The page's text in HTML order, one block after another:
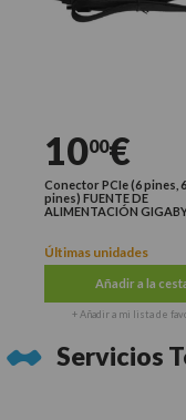
1000€
Conector PCIe (6 pines,
pines) FUENTE DE
ALIMENTACIÓN
Últimas unidades
Añadir a la
+ Añadir a mi lista de
Servicios